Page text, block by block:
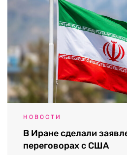
НОВОСТИ
В Иране сделали
переговорах с США